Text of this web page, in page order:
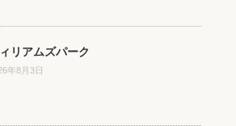
リアムズパーク
年8月3日